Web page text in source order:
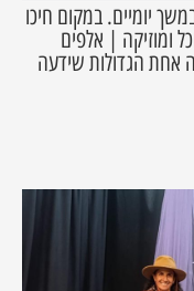
יומיים. במקום חיכו
ומוזיקה | אלפים
אחת הגדולות שידעה